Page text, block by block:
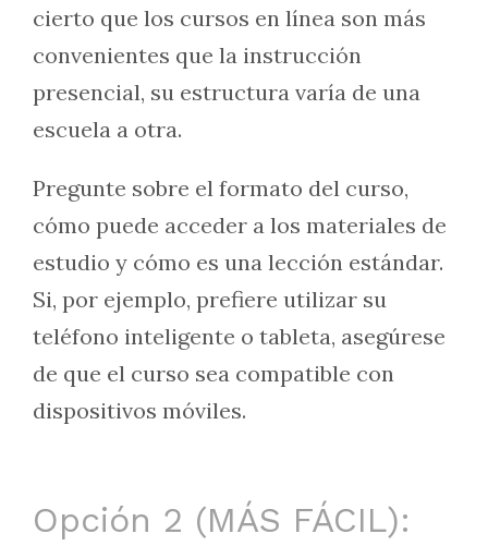
cierto que los cursos en línea son más
convenientes que la instrucción
presencial, su estructura varía de una
escuela a otra.
Pregunte sobre el formato del curso,
cómo puede acceder a los materiales de
estudio y cómo es una lección estándar.
Si, por ejemplo, prefiere utilizar su
teléfono inteligente o tableta, asegúrese
de que el curso sea compatible con
dispositivos móviles.
Opción 2 (MÁS FÁCIL):